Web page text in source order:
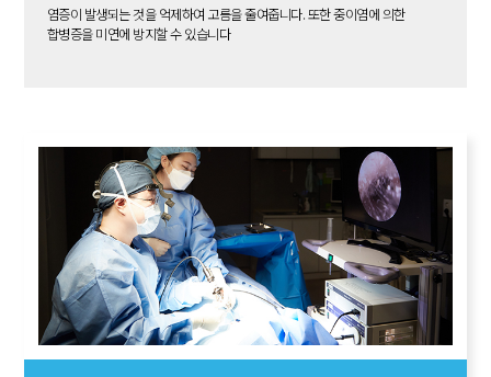
염증이 발생되는 것을 억제하여 고름을 줄여줍니다. 또한 중이염에 의한
합병증을 미연에 방지할 수 있습니다